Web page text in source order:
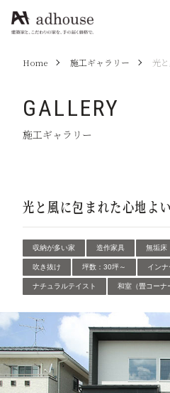
Home 施工ギャラリー 光
GALLERY
施工ギャラリー
光と風に包まれた心地よ
収納が多い家 造作家具 無垢床
吹き抜け 坪数：30坪～ インナ
ナチュラルテイスト 和室（畳コーナ